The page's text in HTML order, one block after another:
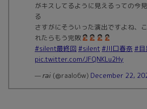
がキスしてるように見えるっての今
る
さすがにそういった演出ですよね、
れたらもう完敗
#silent最終回 #silent#川口春奈 #目
pic.twitter.com/JFQNKLu2Hy
— 𝘳𝘢𝘪 (@raalo6w) December 22,